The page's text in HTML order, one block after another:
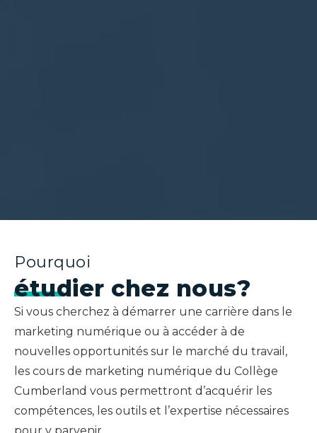
Pourquoi
étudier chez nous?
Si vous cherchez à démarrer une carrière dans le
marketing numérique ou à accéder à de
nouvelles opportunités sur le marché du travail,
les cours de marketing numérique du Collège
Cumberland vous permettront d’acquérir les
compétences, les outils et l’expertise nécessaires
pour y parvenir.